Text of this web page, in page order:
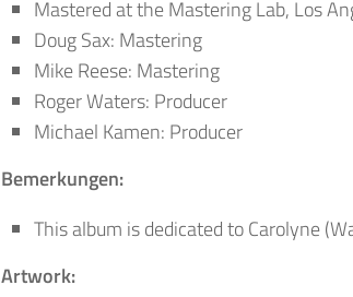
Mastered at the Mastering Lab, Los
Doug Sax: Mastering
Mike Reese: Mastering
Roger Waters: Producer
Michael Kamen: Producer
Bemerkungen:
This album is dedicated to Carolyne
Artwork: